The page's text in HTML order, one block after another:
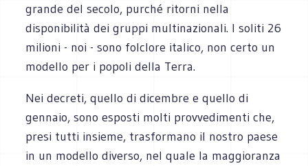
grande del secolo, purché ritorni nella
disponibilità dei gruppi multinazionali. I soliti 26
milioni - noi - sono folclore italico, non certo un
modello per i popoli della Terra.
Nei decreti, quello di dicembre e quello di
gennaio, sono esposti molti provvedimenti che,
presi tutti insieme, trasformano il nostro paese
in un modello diverso, nel quale la maggioranza